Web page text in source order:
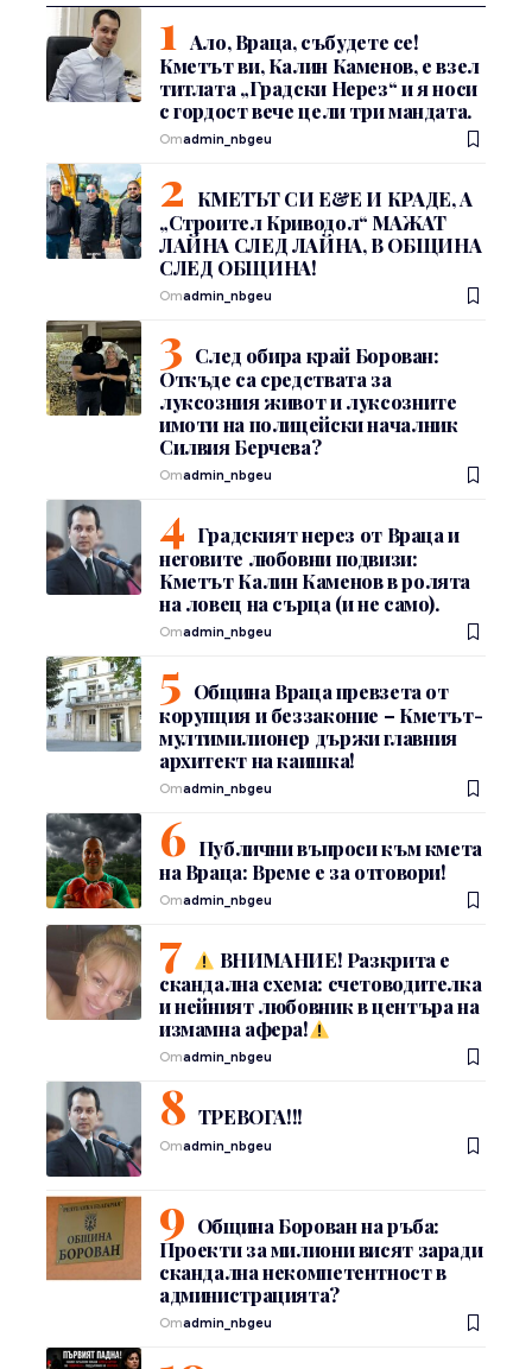
Ало, Враца, събудете се!
Кметът ви, Калин Каменов, е взел
титлата „Градски Нерез“ и я носи
с гордост вече цели три мандата.
Отadmin_nbgeu
КМЕТЪТ СИ Е&Е И КРАДЕ, А
„Строител Криводол“ МАЖАТ
ЛАЙНА СЛЕД ЛАЙНА, В ОБЩИНА
СЛЕД ОБЩИНА!
Отadmin_nbgeu
След обира край Борован:
Откъде са средствата за
луксозния живот и луксозните
имоти на полицейски началник
Силвия Берчева?
Отadmin_nbgeu
Градският нерез от Враца и
неговите любовни подвизи:
Кметът Калин Каменов в ролята
на ловец на сърца (и не само).
Отadmin_nbgeu
Община Враца превзета от
корупция и беззаконие – Кметът-
мултимилионер държи главния
архитект на каишка!
Отadmin_nbgeu
Публични въпроси към кмета
на Враца: Време е за отговори!
Отadmin_nbgeu
ВНИМАНИЕ! Разкрита е
скандална схема: счетоводителка
и нейният любовник в центъра на
измамна афера!
Отadmin_nbgeu
ТРЕВОГА!!!
Отadmin_nbgeu
Община Борован на ръба:
Проекти за милиони висят заради
скандална некомпетентност в
администрацията?
Отadmin_nbgeu